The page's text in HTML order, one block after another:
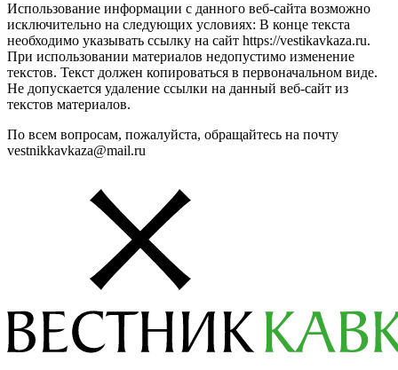
Использование информации с данного веб-сайта возможно
исключительно на следующих условиях: В конце текста
необходимо указывать ссылку на сайт https://vestikavkaza.ru.
При использовании материалов недопустимо изменение
текстов. Текст должен копироваться в первоначальном виде.
Не допускается удаление ссылки на данный веб-сайт из
текстов материалов.
По всем вопросам, пожалуйста, обращайтесь на почту
vestnikkavkaza@mail.ru